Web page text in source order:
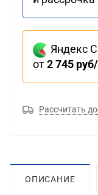
Яндекс
от2 745
Рассчитать
ОПИСАНИЕ